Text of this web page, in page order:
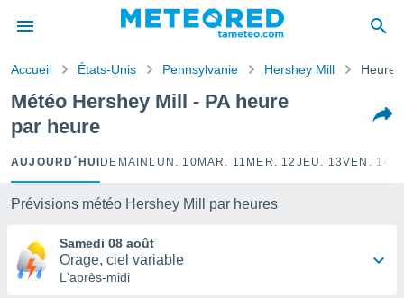
de
a
par
en
Accueil États-Unis Pennsylvanie Hershey Mill Heure
Météo Hershey Mill - PA heure
par heure
AUJOURD´HUI DEMAIN LUN. 10 MAR. 11 MER. 12 JEU. 13VEN. 14
Prévisions météo Hershey Mill par heures
Samedi 08 août
Orage, ciel variable
L'après-midi